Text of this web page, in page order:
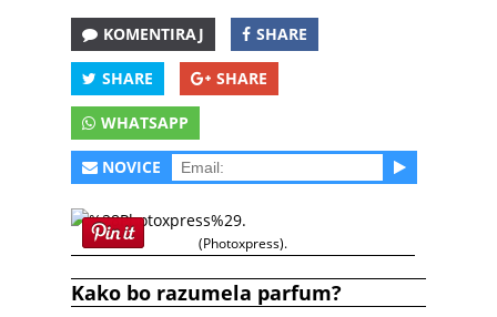
KOMENTIRAJ SHARE
SHARE SHARE
WHATSAPP
NOVICE
(Photoxpress).
Kako bo razumela parfum?